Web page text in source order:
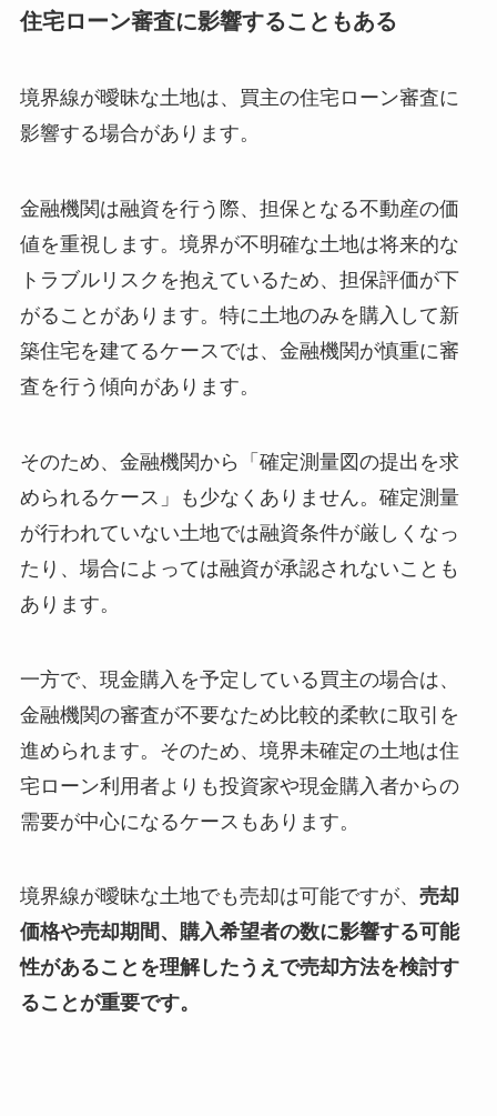
住宅ローン審査に影響することもある
境界線が曖昧な土地は、買主の住宅ローン審査に
影響する場合があります。
金融機関は融資を行う際、担保となる不動産の価
値を重視します。境界が不明確な土地は将来的な
トラブルリスクを抱えているため、担保評価が下
がることがあります。特に土地のみを購入して新
築住宅を建てるケースでは、金融機関が慎重に審
査を行う傾向があります。
そのため、金融機関から「確定測量図の提出を求
められるケース」も少なくありません。確定測量
が行われていない土地では融資条件が厳しくなっ
たり、場合によっては融資が承認されないことも
あります。
一方で、現金購入を予定している買主の場合は、
金融機関の審査が不要なため比較的柔軟に取引を
進められます。そのため、境界未確定の土地は住
宅ローン利用者よりも投資家や現金購入者からの
需要が中心になるケースもあります。
境界線が曖昧な土地でも売却は可能ですが、 売却
価格や売却期間、購入希望者の数に影響する可能
性があることを理解したうえで売却方法を検討す
ることが重要です。